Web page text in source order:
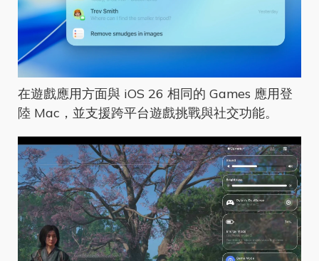
在遊戲應用方面與 iOS 26 相同的 Games 應用登
陸 Mac，並支援跨平台遊戲挑戰與社交功能。